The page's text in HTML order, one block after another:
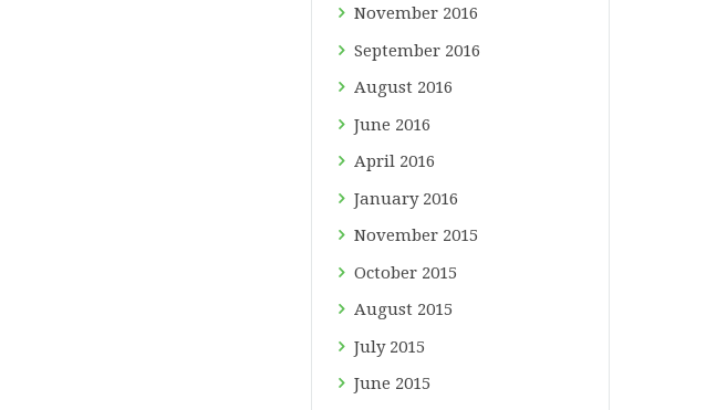
November 2016
September 2016
August 2016
June 2016
April 2016
January 2016
November 2015
October 2015
August 2015
July 2015
June 2015